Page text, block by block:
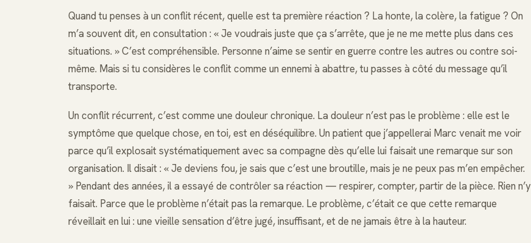
Quand tu penses à un conflit récent, quelle est ta première réaction ? La honte, la colère, la fatigue ? On
m’a souvent dit, en consultation : « Je voudrais juste que ça s’arrête, que je ne me mette plus dans ces
situations. » C’est compréhensible. Personne n’aime se sentir en guerre contre les autres ou contre soi-
même. Mais si tu considères le conflit comme un ennemi à abattre, tu passes à côté du message qu’il
transporte.
Un conflit récurrent, c’est comme une douleur chronique. La douleur n’est pas le problème : elle est le
symptôme que quelque chose, en toi, est en déséquilibre. Un patient que j’appellerai Marc venait me voir
parce qu’il explosait systématiquement avec sa compagne dès qu’elle lui faisait une remarque sur son
organisation. Il disait : « Je deviens fou, je sais que c’est une broutille, mais je ne peux pas m’en empêcher.
» Pendant des années, il a essayé de contrôler sa réaction — respirer, compter, partir de la pièce. Rien n’y
faisait. Parce que le problème n’était pas la remarque. Le problème, c’était ce que cette remarque
réveillait en lui : une vieille sensation d’être jugé, insuffisant, et de ne jamais être à la hauteur.